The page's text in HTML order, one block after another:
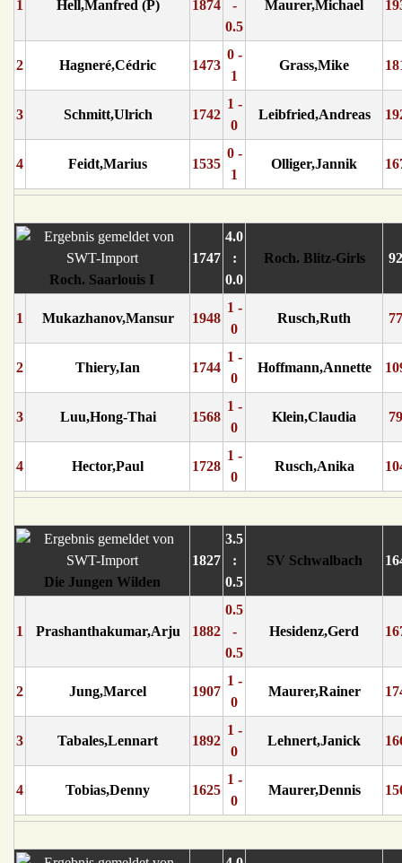
1 Hell,Manfred (P) 1874
-
0.5
Maurer,Michael
2 Hagneré,Cédric 1473
0 -
1
Grass,Mike
3 Schmitt,Ulrich 1742
1 -
0
Leibfried,Andreas
4 Feidt,Marius 1535
0 -
1
Olliger,Jannik
Roch. Saarlouis I
1747
4.0
:
0.0
Roch. Blitz-Girls
1 Mukazhanov,Mansur 1948
1 -
0
Rusch,Ruth
2 Thiery,Ian 1744
1 -
0
Hoffmann,Annette
3 Luu,Hong-Thai 1568
1 -
0
Klein,Claudia
4 Hector,Paul 1728
1 -
0
Rusch,Anika
Die Jungen Wilden
1827
3.5
:
0.5
SV Schwalbach
1 Prashanthakumar,Arju 1882
0.5
-
0.5
Hesidenz,Gerd
2 Jung,Marcel 1907
1 -
0
Maurer,Rainer
3 Tabales,Lennart 1892
1 -
0
Lehnert,Janick
4 Tobias,Denny 1625
1 -
0
Maurer,Dennis